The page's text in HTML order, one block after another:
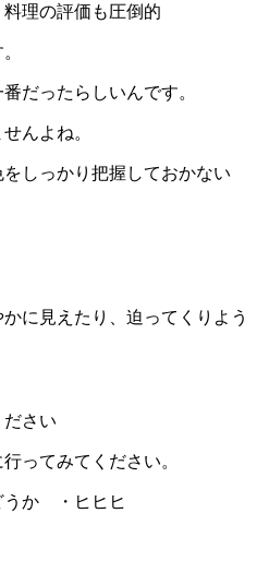
理の評価も圧倒的
だったらしいんです。
んよね。
しっかり把握しておかない
に見えたり、迫ってくりよう
さい
ってみてください。
うか ・ヒヒヒ